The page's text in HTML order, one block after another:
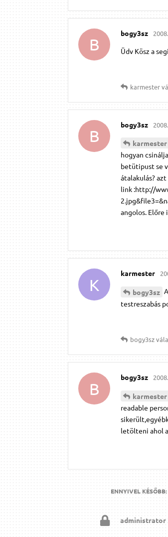
B
bogy3sz
Üdv Kösz a
karmester
B
bogy3sz
karmester
hogyan
betütipust se
átalakulás?
link :http://
angolos. Előre
K
karmester
bogy3sz
testreszabás
bogy3sz
B
bogy3sz
karmester
readable
letölteni ahol
ENNYIVEL KÉSŐBB:
administrator